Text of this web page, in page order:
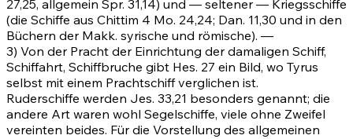
27,25, allgemein Spr. 31,14) und — seltener — Kriegsschiffe
(die Schiffe aus Chittim 4 Mo. 24,24; Dan. 11,30 und in den
Büchern der Makk. syrische und römische). —
3) Von der Pracht der Einrichtung der damaligen Schiff,
Schiffahrt, Schiffbruche gibt Hes. 27 ein Bild, wo Tyrus
selbst mit einem Prachtschiff verglichen ist.
Ruderschiffe werden Jes. 33,21 besonders genannt; die
andere Art waren wohl Segelschiffe, viele ohne Zweifel
vereinten beides. Für die Vorstellung des allgemeinen